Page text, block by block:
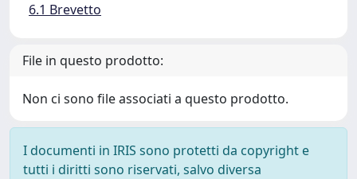
6.1 Brevetto
File in questo prodotto:
Non ci sono file associati a questo prodotto.
I documenti in IRIS sono protetti da copyright e
tutti i diritti sono riservati, salvo diversa